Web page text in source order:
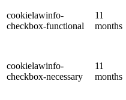
cookielawinfo-
checkbox-functional
11
months
cookielawinfo-
checkbox-necessary
11
months